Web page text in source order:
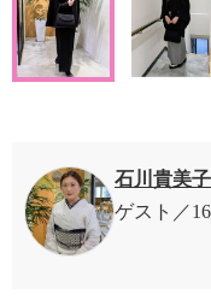
石川貴美子
ゲスト